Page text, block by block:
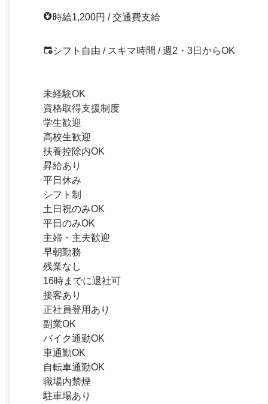
時給1,200円 / 交通費支給
シフト自由 / スキマ時間 / 週2・3日からOK
未経験OK
資格取得支援制度
学生歓迎
高校生歓迎
扶養控除内OK
昇給あり
平日休み
シフト制
土日祝のみOK
平日のみOK
主婦・主夫歓迎
早朝勤務
残業なし
16時までに退社可
接客あり
正社員登用あり
副業OK
バイク通勤OK
車通勤OK
自転車通勤OK
職場内禁煙
駐車場あり